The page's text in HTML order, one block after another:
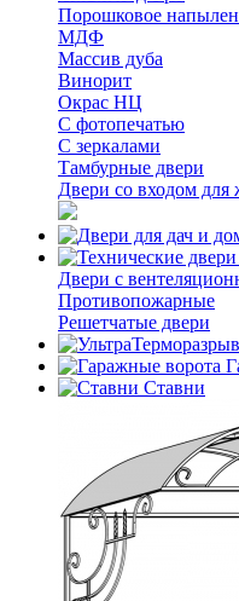
Порошковое
МДФ
Массив дуба
Винорит
Окрас НЦ
С фотопечатью
С зеркалами
Тамбурные двери
Двери со входом
Двери с
Противопожарные
Решетчатые двери
Ставни